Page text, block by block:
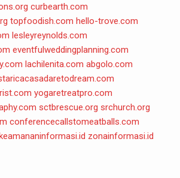
curbearth.com
topfoodish.com hello-trove.com
lesleyreynolds.com
eventfulweddingplanning.com
lachilenita.com abgolo.com
yogaretreatpro.com
sctbrescue.org srchurch.org
conferencecallstomeatballs.com
keamananinformasi.id zonainformasi.id